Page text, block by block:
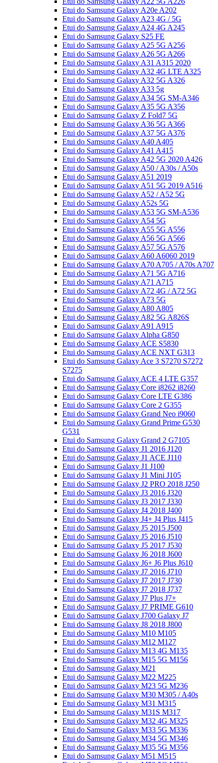
Etui do Samsung Galaxy A20e A202
Etui do Samsung Galaxy A23 4G / 5G
Etui do Samsung Galaxy A24 4G A245
Etui do Samsung Galaxy S25 FE
Etui do Samsung Galaxy A25 5G A256
Etui do Samsung Galaxy A26 5G A266
Etui do Samsung Galaxy A31 A315 2020
Etui do Samsung Galaxy A32 4G LTE A325
Etui do Samsung Galaxy A32 5G A326
Etui do Samsung Galaxy A33 5g
Etui do Samsung Galaxy A34 5G SM-A346
Etui do Samsung Galaxy A35 5G A356
Etui do Samsung Galaxy Z Fold7 5G
Etui do Samsung Galaxy A36 5G A366
Etui do Samsung Galaxy A37 5G A376
Etui do Samsung Galaxy A40 A405
Etui do Samsung Galaxy A41 A415
Etui do Samsung Galaxy A42 5G 2020 A426
Etui do Samsung Galaxy A50 / A30s / A50s
Etui do Samsung Galaxy A51 2019
Etui do Samsung Galaxy A51 5G 2019 A516
Etui do Samsung Galaxy A52 / A52 5G
Etui do Samsung Galaxy A52s 5G
Etui do Samsung Galaxy A53 5G SM-A536
Etui do Samsung Galaxy A54 5G
Etui do Samsung Galaxy A55 5G A556
Etui do Samsung Galaxy A56 5G A566
Etui do Samsung Galaxy A57 5G A576
Etui do Samsung Galaxy A60 A6060 2019
Etui do Samsung Galaxy A70 A705 / A70s A707
Etui do Samsung Galaxy A71 5G A716
Etui do Samsung Galaxy A71 A715
Etui do Samsung Galaxy A72 4G / A72 5G
Etui do Samsung Galaxy A73 5G
Etui do Samsung Galaxy A80 A805
Etui do Samsung Galaxy A82 5G A826S
Etui do Samsung Galaxy A91 A915
Etui do Samsung Galaxy Alpha G850
Etui do Samsung Galaxy ACE S5830
Etui do Samsung Galaxy ACE NXT G313
Etui do Samsung Galaxy Ace 3 S7270 S7272
S7275
Etui do Samsung Galaxy ACE 4 LTE G357
Etui do Samsung Galaxy Core i8262 i8260
Etui do Samsung Galaxy Core LTE G386
Etui do Samsung Galaxy Core 2 G355
Etui do Samsung Galaxy Grand Neo i9060
Etui do Samsung Galaxy Grand Prime G530
G531
Etui do Samsung Galaxy Grand 2 G7105
Etui do Samsung Galaxy J1 2016 J120
Etui do Samsung Galaxy J1 ACE J110
Etui do Samsung Galaxy J1 J100
Etui do Samsung Galaxy J1 Mini J105
Etui do Samsung Galaxy J2 PRO 2018 J250
Etui do Samsung Galaxy J3 2016 J320
Etui do Samsung Galaxy J3 2017 J330
Etui do Samsung Galaxy J4 2018 J400
Etui do Samsung Galaxy J4+ J4 Plus J415
Etui do Samsung Galaxy J5 2015 J500
Etui do Samsung Galaxy J5 2016 J510
Etui do Samsung Galaxy J5 2017 J530
Etui do Samsung Galaxy J6 2018 J600
Etui do Samsung Galaxy J6+ J6 Plus J610
Etui do Samsung Galaxy J7 2016 J710
Etui do Samsung Galaxy J7 2017 J730
Etui do Samsung Galaxy J7 2018 J737
Etui do Samsung Galaxy J7 Plus J7+
Etui do Samsung Galaxy J7 PRIME G610
Etui do Samsung Galaxy J700 Galaxy J7
Etui do Samsung Galaxy J8 2018 J800
Etui do Samsung Galaxy M10 M105
Etui do Samsung Galaxy M12 M127
Etui do Samsung Galaxy M13 4G M135
Etui do Samsung Galaxy M15 5G M156
Etui do Samsung Galaxy M21
Etui do Samsung Galaxy M22 M225
Etui do Samsung Galaxy M23 5G M236
Etui do Samsung Galaxy M30 M305 / A40s
Etui do Samsung Galaxy M31 M315
Etui do Samsung Galaxy M31S M317
Etui do Samsung Galaxy M32 4G M325
Etui do Samsung Galaxy M33 5G M336
Etui do Samsung Galaxy M34 5G M346
Etui do Samsung Galaxy M35 5G M356
Etui do Samsung Galaxy M51 M515